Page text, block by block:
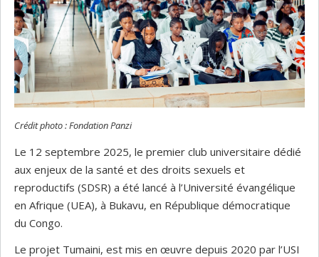
Crédit photo : Fondation Panzi
Le 12 septembre 2025, le premier club universitaire dédié
aux enjeux de la santé et des droits sexuels et
reproductifs (SDSR) a été lancé à l’Université évangélique
en Afrique (UEA), à Bukavu, en République démocratique
du Congo.
Le projet Tumaini, est mis en œuvre depuis 2020 par l’USI